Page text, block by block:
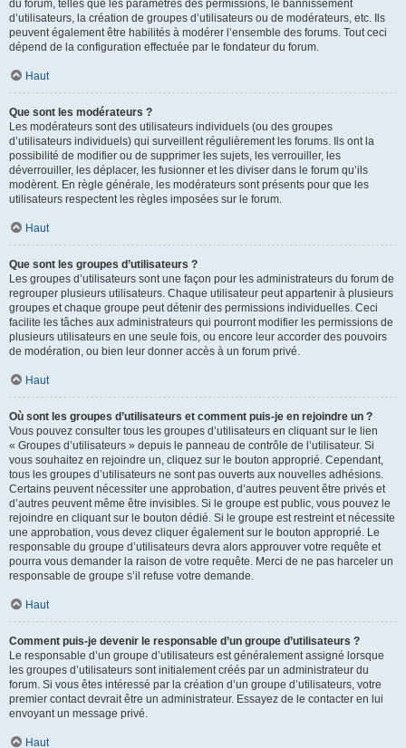
du forum, telles que les paramètres des permissions, le bannissement
d’utilisateurs, la création de groupes d’utilisateurs ou de modérateurs, etc. Ils
peuvent également être habilités à modérer l’ensemble des forums. Tout ceci
dépend de la configuration effectuée par le fondateur du forum.
Haut
Que sont les modérateurs ?
Les modérateurs sont des utilisateurs individuels (ou des groupes
d’utilisateurs individuels) qui surveillent régulièrement les forums. Ils ont la
possibilité de modifier ou de supprimer les sujets, les verrouiller, les
déverrouiller, les déplacer, les fusionner et les diviser dans le forum qu’ils
modèrent. En règle générale, les modérateurs sont présents pour que les
utilisateurs respectent les règles imposées sur le forum.
Haut
Que sont les groupes d’utilisateurs ?
Les groupes d’utilisateurs sont une façon pour les administrateurs du forum de
regrouper plusieurs utilisateurs. Chaque utilisateur peut appartenir à plusieurs
groupes et chaque groupe peut détenir des permissions individuelles. Ceci
facilite les tâches aux administrateurs qui pourront modifier les permissions de
plusieurs utilisateurs en une seule fois, ou encore leur accorder des pouvoirs
de modération, ou bien leur donner accès à un forum privé.
Haut
Où sont les groupes d’utilisateurs et comment puis-je en rejoindre un ?
Vous pouvez consulter tous les groupes d’utilisateurs en cliquant sur le lien
« Groupes d’utilisateurs » depuis le panneau de contrôle de l’utilisateur. Si
vous souhaitez en rejoindre un, cliquez sur le bouton approprié. Cependant,
tous les groupes d’utilisateurs ne sont pas ouverts aux nouvelles adhésions.
Certains peuvent nécessiter une approbation, d’autres peuvent être privés et
d’autres peuvent même être invisibles. Si le groupe est public, vous pouvez le
rejoindre en cliquant sur le bouton dédié. Si le groupe est restreint et nécessite
une approbation, vous devez cliquer également sur le bouton approprié. Le
responsable du groupe d’utilisateurs devra alors approuver votre requête et
pourra vous demander la raison de votre requête. Merci de ne pas harceler un
responsable de groupe s’il refuse votre demande.
Haut
Comment puis-je devenir le responsable d’un groupe d’utilisateurs ?
Le responsable d’un groupe d’utilisateurs est généralement assigné lorsque
les groupes d’utilisateurs sont initialement créés par un administrateur du
forum. Si vous êtes intéressé par la création d’un groupe d’utilisateurs, votre
premier contact devrait être un administrateur. Essayez de le contacter en lui
envoyant un message privé.
Haut